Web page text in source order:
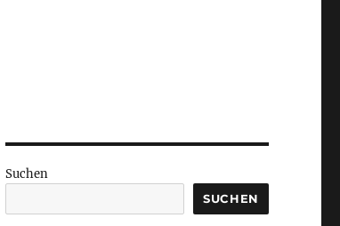
Suchen
SUCHEN